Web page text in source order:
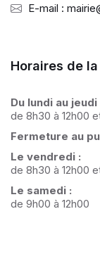
E-mail :
Horaires de
Du lundi au jeudi
de 8h30 à 12h00
Fermeture au
Le vendredi :
de 8h30 à 12h00
Le samedi :
de 9h00 à 12h00